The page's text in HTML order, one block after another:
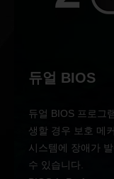
듀얼 BIOS
듀얼 BIOS 프로그
생할 경우 보호 메
시스템에 장애가
수 있습니다.